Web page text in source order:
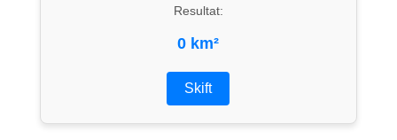
Resultat:
0 km²
Skift